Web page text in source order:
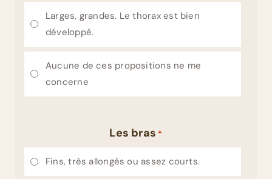
Larges, grandes. Le thorax est bien
développé.
Aucune de ces propositions ne me
concerne
Les bras *
Fins, très allongés ou assez courts.